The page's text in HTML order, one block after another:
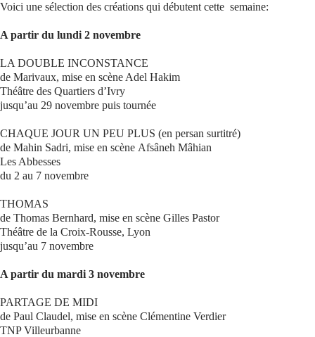
Abonnement
Se connecter
Voici une sélection des créations qui débutent cette semaine:
A partir du lundi 2 novembre
LA DOUBLE INCONSTANCE
de Marivaux, mise en scène Adel Hakim
Théâtre des Quartiers d’Ivry
jusqu’au 29 novembre puis tournée
CHAQUE JOUR UN PEU PLUS (en persan surtitré)
de Mahin Sadri, mise en scène Afsâneh Mâhian
Les Abbesses
du 2 au 7 novembre
THOMAS
de Thomas Bernhard, mise en scène Gilles Pastor
Théâtre de la Croix-Rousse, Lyon
jusqu’au 7 novembre
A partir du mardi 3 novembre
PARTAGE DE MIDI
de Paul Claudel, mise en scène Clémentine Verdier
TNP Villeurbanne